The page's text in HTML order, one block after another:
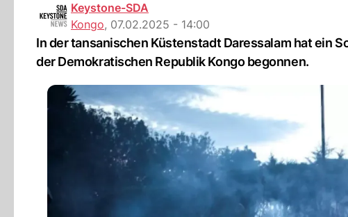
Keystone-SDA
Kongo, 07.02.2025 - 14:00
In der tansanischen Küstenstadt Daressalam hat ein
der Demokratischen Republik Kongo begonnen.